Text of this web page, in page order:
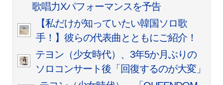
歌唱力Xパフォーマンスを予告
【私だけが知っていたい韓国ソロ歌
手！】彼らの代表曲とともにご紹介！
テヨン（少女時代）、3年5か月ぶりの
ソロコンサート後「回復するのが大変」